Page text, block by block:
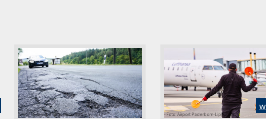
Foto: Detemple Landesstraße 2 Foto: Airport Paderborn-Lippstadt